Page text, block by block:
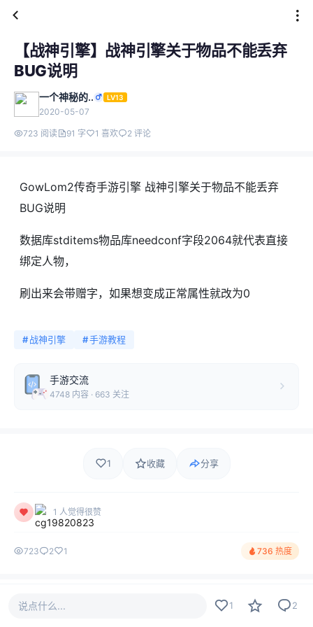
【战神引擎】战神引擎关于物品不能丢弃
BUG说明
一个神秘的.. LV13
2020-05-07
723 阅读 91 字 1 喜欢 2 评论
GowLom2传奇手游引擎 战神引擎关于物品不能丢弃
BUG说明
数据库stditems物品库needconf字段2064就代表直接
绑定人物，
刷出来会带赠字，如果想变成正常属性就改为0
#战神引擎 #手游教程
手游交流
4748 内容 · 663 关注
1 收藏 分享
1 人觉得很赞
723 2 1 736 热度
评论 2 热门 只看作者
说点什么... 1 2